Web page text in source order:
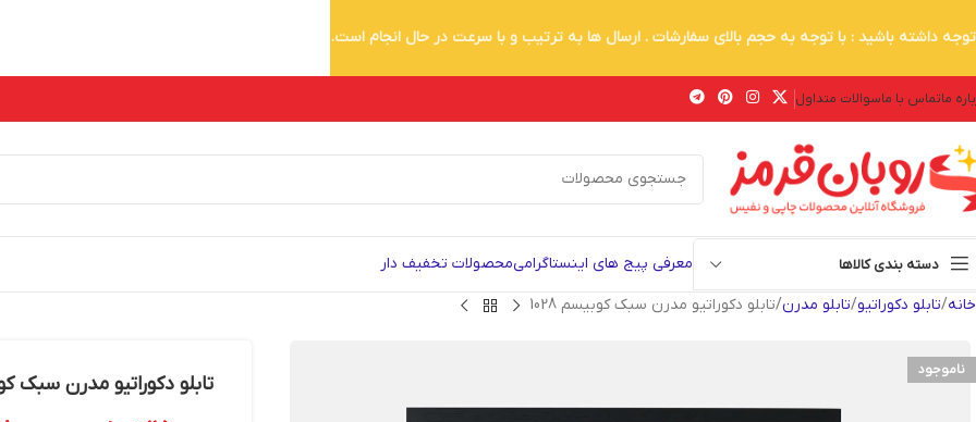
ماتماس با ماسوالات متداول
دسته بندی کالاها معرفی پیج های اینستاگرامیمحصولات تخفیف دار
خانه تابلو دکوراتیو تابلو مدرن تابلو دکوراتیو مدرن سبک کوبیسم 1028
ناموجود
تابلو دکوراتیو مدرن سبک
توجه داشته باشید : با توجه به حجم بالای سفارشات . ارسال ها به ترتیب و با سرعت در حال انجام است.